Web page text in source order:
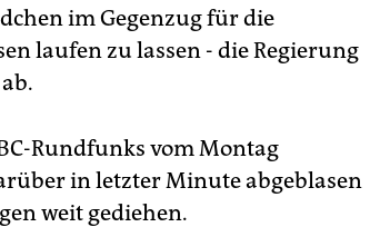
im Gegenzug für die
laufen zu lassen - die Regierung
Rundfunks vom Montag
in letzter Minute abgeblasen
weit gediehen.